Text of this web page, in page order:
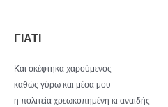
ΓΙΑΤΙ
Και σκέφτηκα χαρούμενος
καθώς γύρω και μέσα μου
η πολιτεία χρεωκοπημένη κι αναιδής